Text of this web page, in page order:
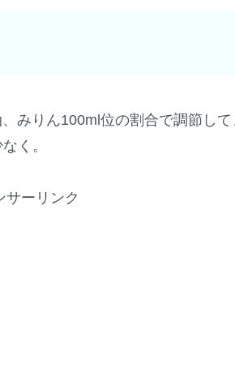
みりん100ml位の割合で調節して
く。
サーリンク